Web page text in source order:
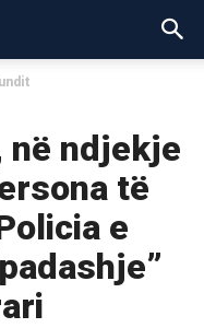
në ndjekje
të
e